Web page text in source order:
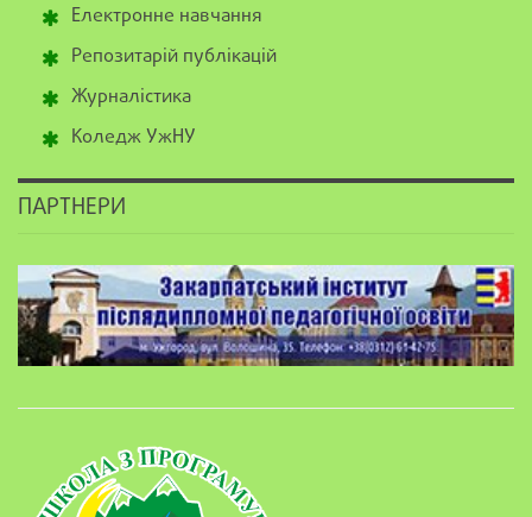
Електронне навчання
Репозитарій публікацій
Журналістика
Коледж УжНУ
ПАРТНЕРИ